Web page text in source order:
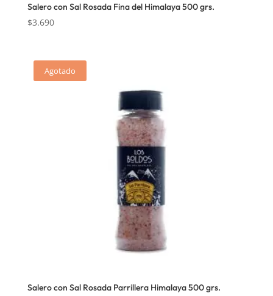
Salero con Sal Rosada Fina del Himalaya 500 grs.
$3.690
Agotado
Salero con Sal Rosada Parrillera Himalaya 500 grs.